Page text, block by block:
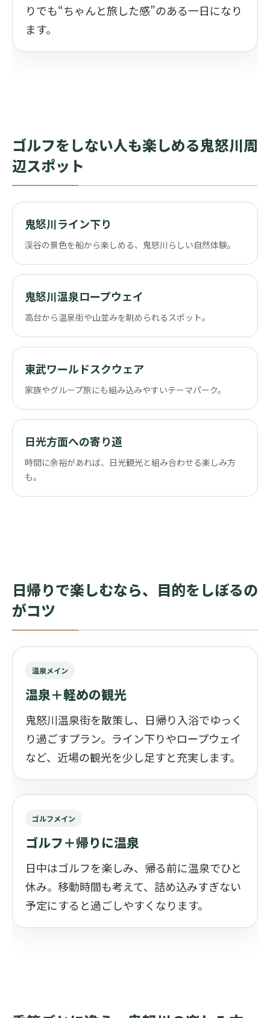
りでも“ちゃんと旅した感”のある一日になり
ます。
ゴルフをしない人も楽しめる鬼怒川周
辺スポット
鬼怒川ライン下り
渓谷の景色を船から楽しめる、鬼怒川らしい自然体験。
鬼怒川温泉ロープウェイ
高台から温泉街や山並みを眺められるスポット。
東武ワールドスクウェア
家族やグループ旅にも組み込みやすいテーマパーク。
日光方面への寄り道
時間に余裕があれば、日光観光と組み合わせる楽しみ方
も。
日帰りで楽しむなら、目的をしぼるの
がコツ
温泉メイン
温泉＋軽めの観光
鬼怒川温泉街を散策し、日帰り入浴でゆっく
り過ごすプラン。ライン下りやロープウェイ
など、近場の観光を少し足すと充実します。
ゴルフメイン
ゴルフ＋帰りに温泉
日中はゴルフを楽しみ、帰る前に温泉でひと
休み。移動時間も考えて、詰め込みすぎない
予定にすると過ごしやすくなります。